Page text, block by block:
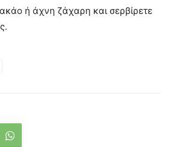
ή άχνη ζάχαρη και σερβίρετε